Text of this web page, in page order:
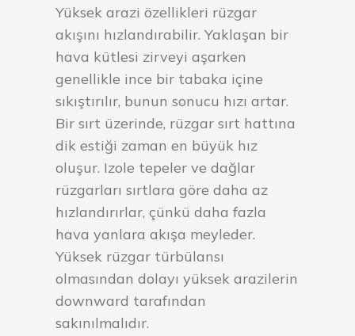
Yüksek arazi özellikleri rüzgar
akışını hızlandırabilir. Yaklaşan bir
hava kütlesi zirveyi aşarken
genellikle ince bir tabaka içine
sıkıştırılır, bunun sonucu hızı artar.
Bir sırt üzerinde, rüzgar sırt hattına
dik estiği zaman en büyük hız
oluşur. Izole tepeler ve dağlar
rüzgarları sırtlara göre daha az
hızlandırırlar, çünkü daha fazla
hava yanlara akışa meyleder.
Yüksek rüzgar türbülansı
olmasından dolayı yüksek arazilerin
downward tarafından
sakınılmalıdır.